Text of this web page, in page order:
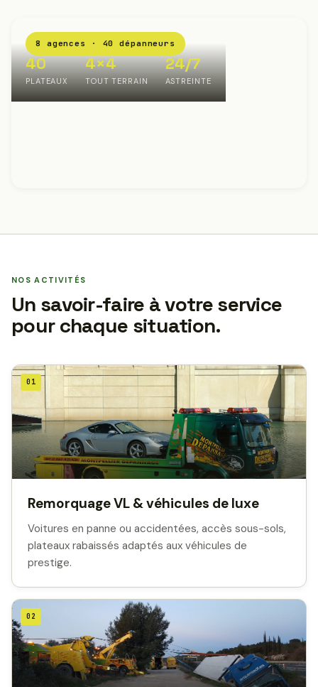
8 agences · 40 dépanneurs
40
PLATEAUX
4×4
TOUT TERRAIN
24/7
ASTREINTE
NOS ACTIVITÉS
Un savoir-faire à votre service
pour chaque situation.
01
Remorquage VL & véhicules de luxe
Voitures en panne ou accidentées, accès sous-sols,
plateaux rabaissés adaptés aux véhicules de
prestige.
02